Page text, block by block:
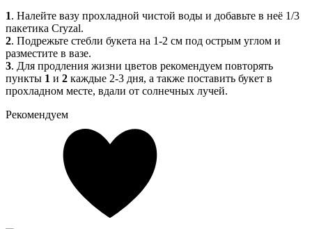
1. Налейте вазу прохладной чистой воды и добавьте в неё 1/3
пакетика Cryzal.
2. Подрежьте стебли букета на 1-2 см под острым углом и
разместите в вазе.
3. Для продления жизни цветов рекомендуем повторять
пункты 1 и 2 каждые 2-3 дня, а также поставить букет в
прохладном месте, вдали от солнечных лучей.
Рекомендуем